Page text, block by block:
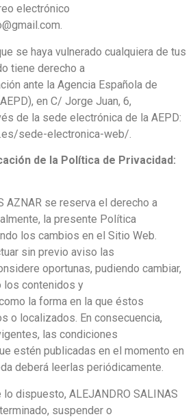
electrónico
se haya vulnerado cualquiera de tus
tiene derecho a
ante la Agencia Española de
en C/ Jorge Juan, 6,
de la sede electrónica de la AEPD:
sede-electronica-web/.
de la Política de Privacidad:
AZNAR se reserva el derecho a
la presente Política
los cambios en el Sitio Web.
sin previo aviso las
oportunas, pudiendo cambiar,
los contenidos y
la forma en la que éstos
o localizados. En consecuencia,
las condiciones
estén publicadas en el momento en
deberá leerlas periódicamente.
dispuesto, ALEJANDRO SALINAS
suspender o